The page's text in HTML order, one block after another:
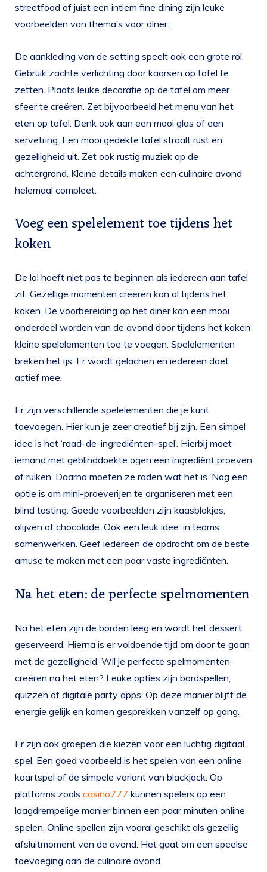
streetfood of juist een intiem fine dining zijn leuke
voorbeelden van thema’s voor diner.
De aankleding van de setting speelt ook een grote rol.
Gebruik zachte verlichting door kaarsen op tafel te
zetten. Plaats leuke decoratie op de tafel om meer
sfeer te creëren. Zet bijvoorbeeld het menu van het
eten op tafel. Denk ook aan een mooi glas of een
servetring. Een mooi gedekte tafel straalt rust en
gezelligheid uit. Zet ook rustig muziek op de
achtergrond. Kleine details maken een culinaire avond
helemaal compleet.
Voeg een spelelement toe tijdens het
koken
De lol hoeft niet pas te beginnen als iedereen aan tafel
zit. Gezellige momenten creëren kan al tijdens het
koken. De voorbereiding op het diner kan een mooi
onderdeel worden van de avond door tijdens het koken
kleine spelelementen toe te voegen. Spelelementen
breken het ijs. Er wordt gelachen en iedereen doet
actief mee.
Er zijn verschillende spelelementen die je kunt
toevoegen. Hier kun je zeer creatief bij zijn. Een simpel
idee is het ‘raad-de-ingrediënten-spel’. Hierbij moet
iemand met geblinddoekte ogen een ingrediënt proeven
of ruiken. Daarna moeten ze raden wat het is. Nog een
optie is om mini-proeverijen te organiseren met een
blind tasting. Goede voorbeelden zijn kaasblokjes,
olijven of chocolade. Ook een leuk idee: in teams
samenwerken. Geef iedereen de opdracht om de beste
amuse te maken met een paar vaste ingrediënten.
Na het eten: de perfecte spelmomenten
Na het eten zijn de borden leeg en wordt het dessert
geserveerd. Hierna is er voldoende tijd om door te gaan
met de gezelligheid. Wil je perfecte spelmomenten
creëren na het eten? Leuke opties zijn bordspellen,
quizzen of digitale party apps. Op deze manier blijft de
energie gelijk en komen gesprekken vanzelf op gang.
Er zijn ook groepen die kiezen voor een luchtig digitaal
spel. Een goed voorbeeld is het spelen van een online
kaartspel of de simpele variant van blackjack. Op
platforms zoals casino777 kunnen spelers op een
laagdrempelige manier binnen een paar minuten online
spelen. Online spellen zijn vooral geschikt als gezellig
afsluitmoment van de avond. Het gaat om een speelse
toevoeging aan de culinaire avond.